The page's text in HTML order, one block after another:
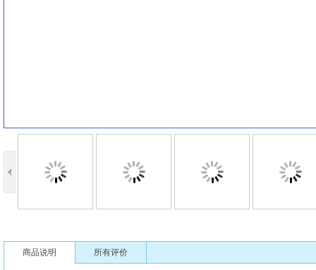
商品说明 所有评价